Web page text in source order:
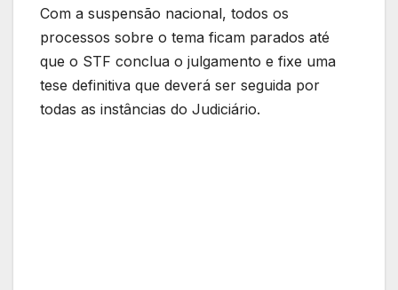
Com a suspensão nacional, todos os
processos sobre o tema ficam parados até
que o STF conclua o julgamento e fixe uma
tese definitiva que deverá ser seguida por
todas as instâncias do Judiciário.